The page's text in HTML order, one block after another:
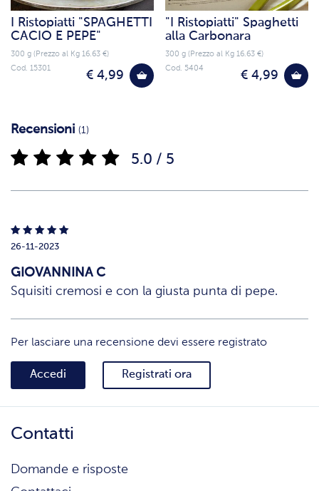
I Ristopiatti "SPAGHETTI
CACIO E PEPE"
300 g (Prezzo al Kg 16.63 €)
€ 4,99
Cod. 15301
"I Ristopiatti" Spaghetti
alla Carbonara
300 g (Prezzo al Kg 16.63 €)
€ 4,99
Cod. 5404
Recensioni (1)
5.0 / 5
26-11-2023
GIOVANNINA C
Squisiti cremosi e con la giusta punta di pepe.
Per lasciare una recensione devi essere registrato
Accedi Registrati ora
Contatti
Domande e risposte